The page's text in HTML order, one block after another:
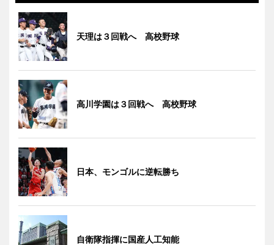
天理は３回戦へ 高校野球
高川学園は３回戦へ 高校野球
日本、モンゴルに逆転勝ち
自衛隊指揮に国産人工知能